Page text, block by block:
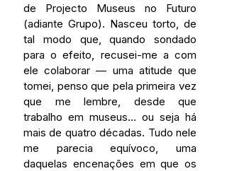
de Projecto Museus no Futuro
(adiante Grupo). Nasceu torto, de
tal modo que, quando sondado
para o efeito, recusei-me a com
ele colaborar — uma atitude que
tomei, penso que pela primeira vez
que me lembre, desde que
trabalho em museus... ou seja há
mais de quatro décadas. Tudo nele
me parecia equívoco, uma
daquelas encenações em que os